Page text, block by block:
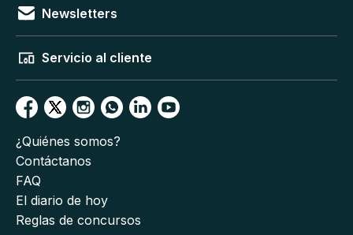
Newsletters
Servicio al cliente
¿Quiénes somos?
Contáctanos
FAQ
El diario de hoy
Reglas de concursos